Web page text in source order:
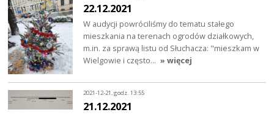
22.12.2021
W audycji powróciliśmy do tematu stałego
mieszkania na terenach ogrodów działkowych,
m.in. za sprawą listu od Słuchacza: "mieszkam w
Wielgowie i często… » więcej
2021-12-21, godz. 13:55
21.12.2021